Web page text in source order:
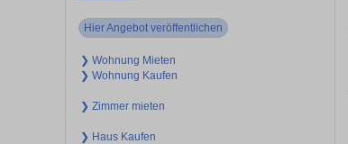
Hier Angebot veröffentlichen
❯ Wohnung Mieten
❯ Wohnung Kaufen
❯ Zimmer mieten
❯ Haus Kaufen